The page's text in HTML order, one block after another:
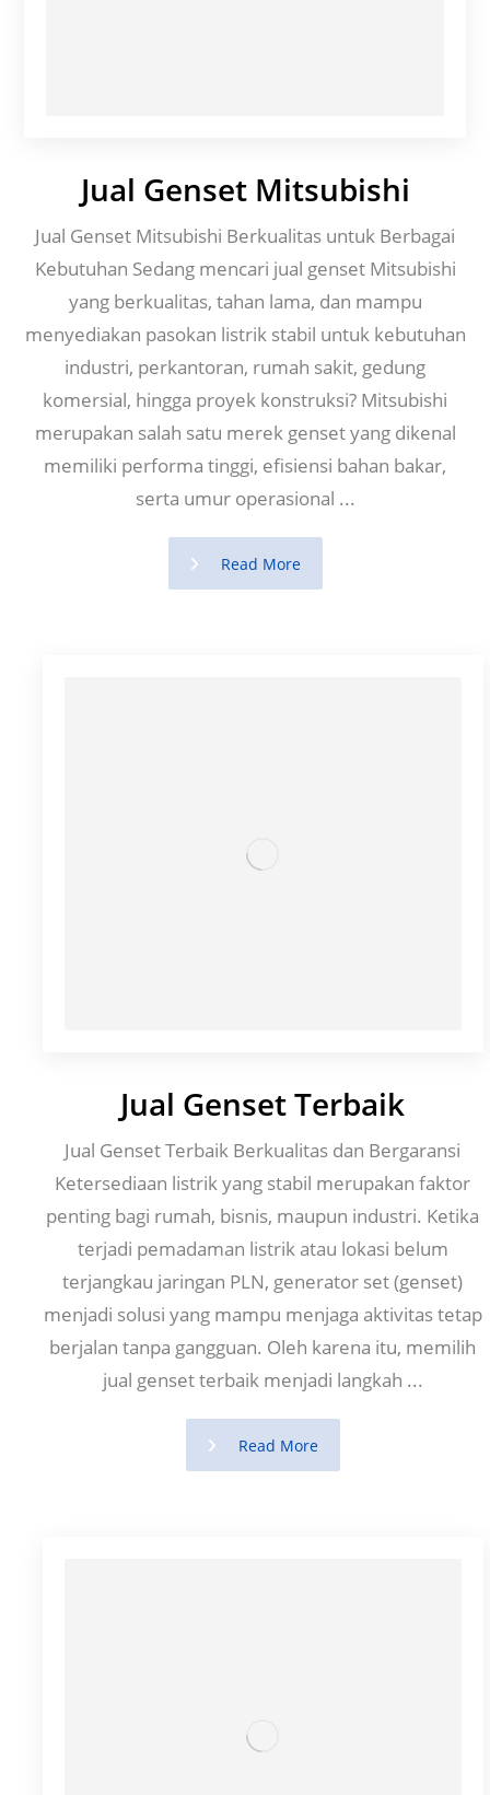
Jual Genset Mitsubishi
Jual Genset Mitsubishi Berkualitas untuk Berbagai
Kebutuhan Sedang mencari jual genset Mitsubishi
yang berkualitas, tahan lama, dan mampu
menyediakan pasokan listrik stabil untuk kebutuhan
industri, perkantoran, rumah sakit, gedung
komersial, hingga proyek konstruksi? Mitsubishi
merupakan salah satu merek genset yang dikenal
memiliki performa tinggi, efisiensi bahan bakar,
serta umur operasional ...
Read More
Jual Genset Terbaik
Jual Genset Terbaik Berkualitas dan Bergaransi
Ketersediaan listrik yang stabil merupakan faktor
penting bagi rumah, bisnis, maupun industri. Ketika
terjadi pemadaman listrik atau lokasi belum
terjangkau jaringan PLN, generator set (genset)
menjadi solusi yang mampu menjaga aktivitas tetap
berjalan tanpa gangguan. Oleh karena itu, memilih
jual genset terbaik menjadi langkah ...
Read More